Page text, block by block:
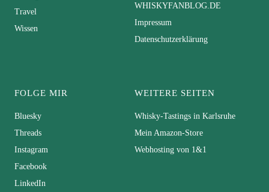
Travel
Wissen
WHISKYFANBLOG.DE
Impressum
Datenschutzerklärung
FOLGE MIR
Bluesky
Threads
Instagram
Facebook
LinkedIn
WEITERE SEITEN
Whisky-Tastings in Karlsruhe
Mein Amazon-Store
Webhosting von 1&1